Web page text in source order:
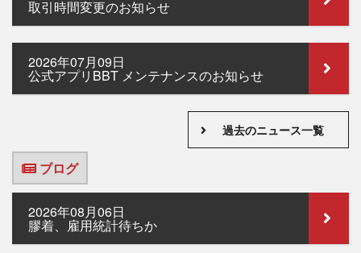
取引時間変更のお知らせ
2026年07月09日
公式アプリBBT メンテナンスのお知らせ
過去のニュース一覧
ブログ
2026年08月06日
膠着、雇用統計待ちか